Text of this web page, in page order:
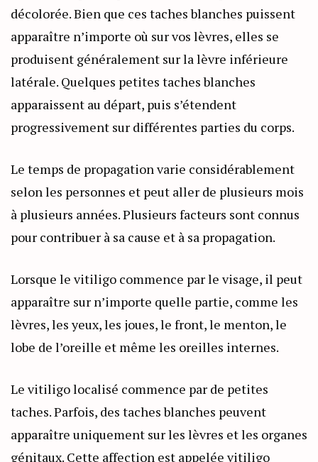
décolorée. Bien que ces taches blanches puissent
apparaître n’importe où sur vos lèvres, elles se
produisent généralement sur la lèvre inférieure
latérale. Quelques petites taches blanches
apparaissent au départ, puis s’étendent
progressivement sur différentes parties du corps.
Le temps de propagation varie considérablement
selon les personnes et peut aller de plusieurs mois
à plusieurs années. Plusieurs facteurs sont connus
pour contribuer à sa cause et à sa propagation.
Lorsque le vitiligo commence par le visage, il peut
apparaître sur n’importe quelle partie, comme les
lèvres, les yeux, les joues, le front, le menton, le
lobe de l’oreille et même les oreilles internes.
Le vitiligo localisé commence par de petites
taches. Parfois, des taches blanches peuvent
apparaître uniquement sur les lèvres et les organes
génitaux. Cette affection est appelée vitiligo